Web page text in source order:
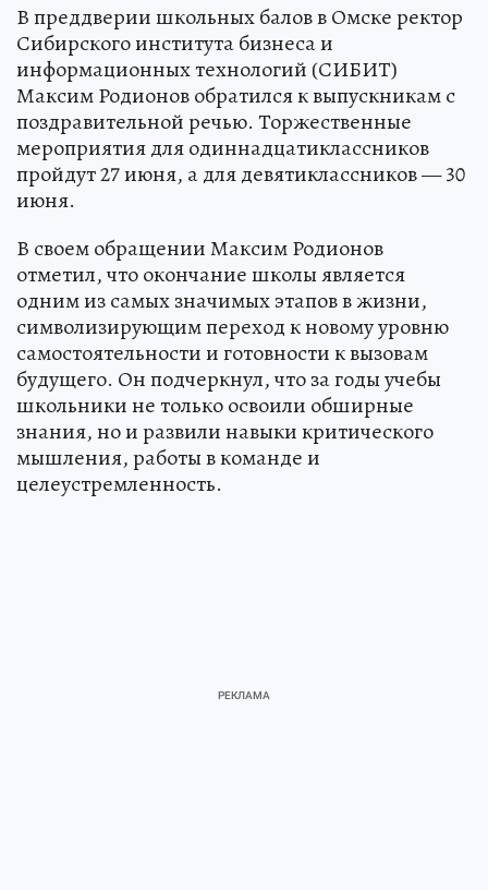
В преддверии школьных балов в Омске ректор
Сибирского института бизнеса и
информационных технологий (СИБИТ)
Максим Родионов обратился к выпускникам с
поздравительной речью. Торжественные
мероприятия для одиннадцатиклассников
пройдут 27 июня, а для девятиклассников — 30
июня.
В своем обращении Максим Родионов
отметил, что окончание школы является
одним из самых значимых этапов в жизни,
символизирующим переход к новому уровню
самостоятельности и готовности к вызовам
будущего. Он подчеркнул, что за годы учебы
школьники не только освоили обширные
знания, но и развили навыки критического
мышления, работы в команде и
целеустремленность.